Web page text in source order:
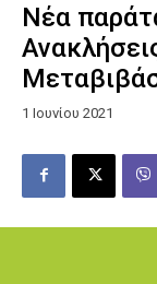
Νέα
1 Ιουνίου 2021